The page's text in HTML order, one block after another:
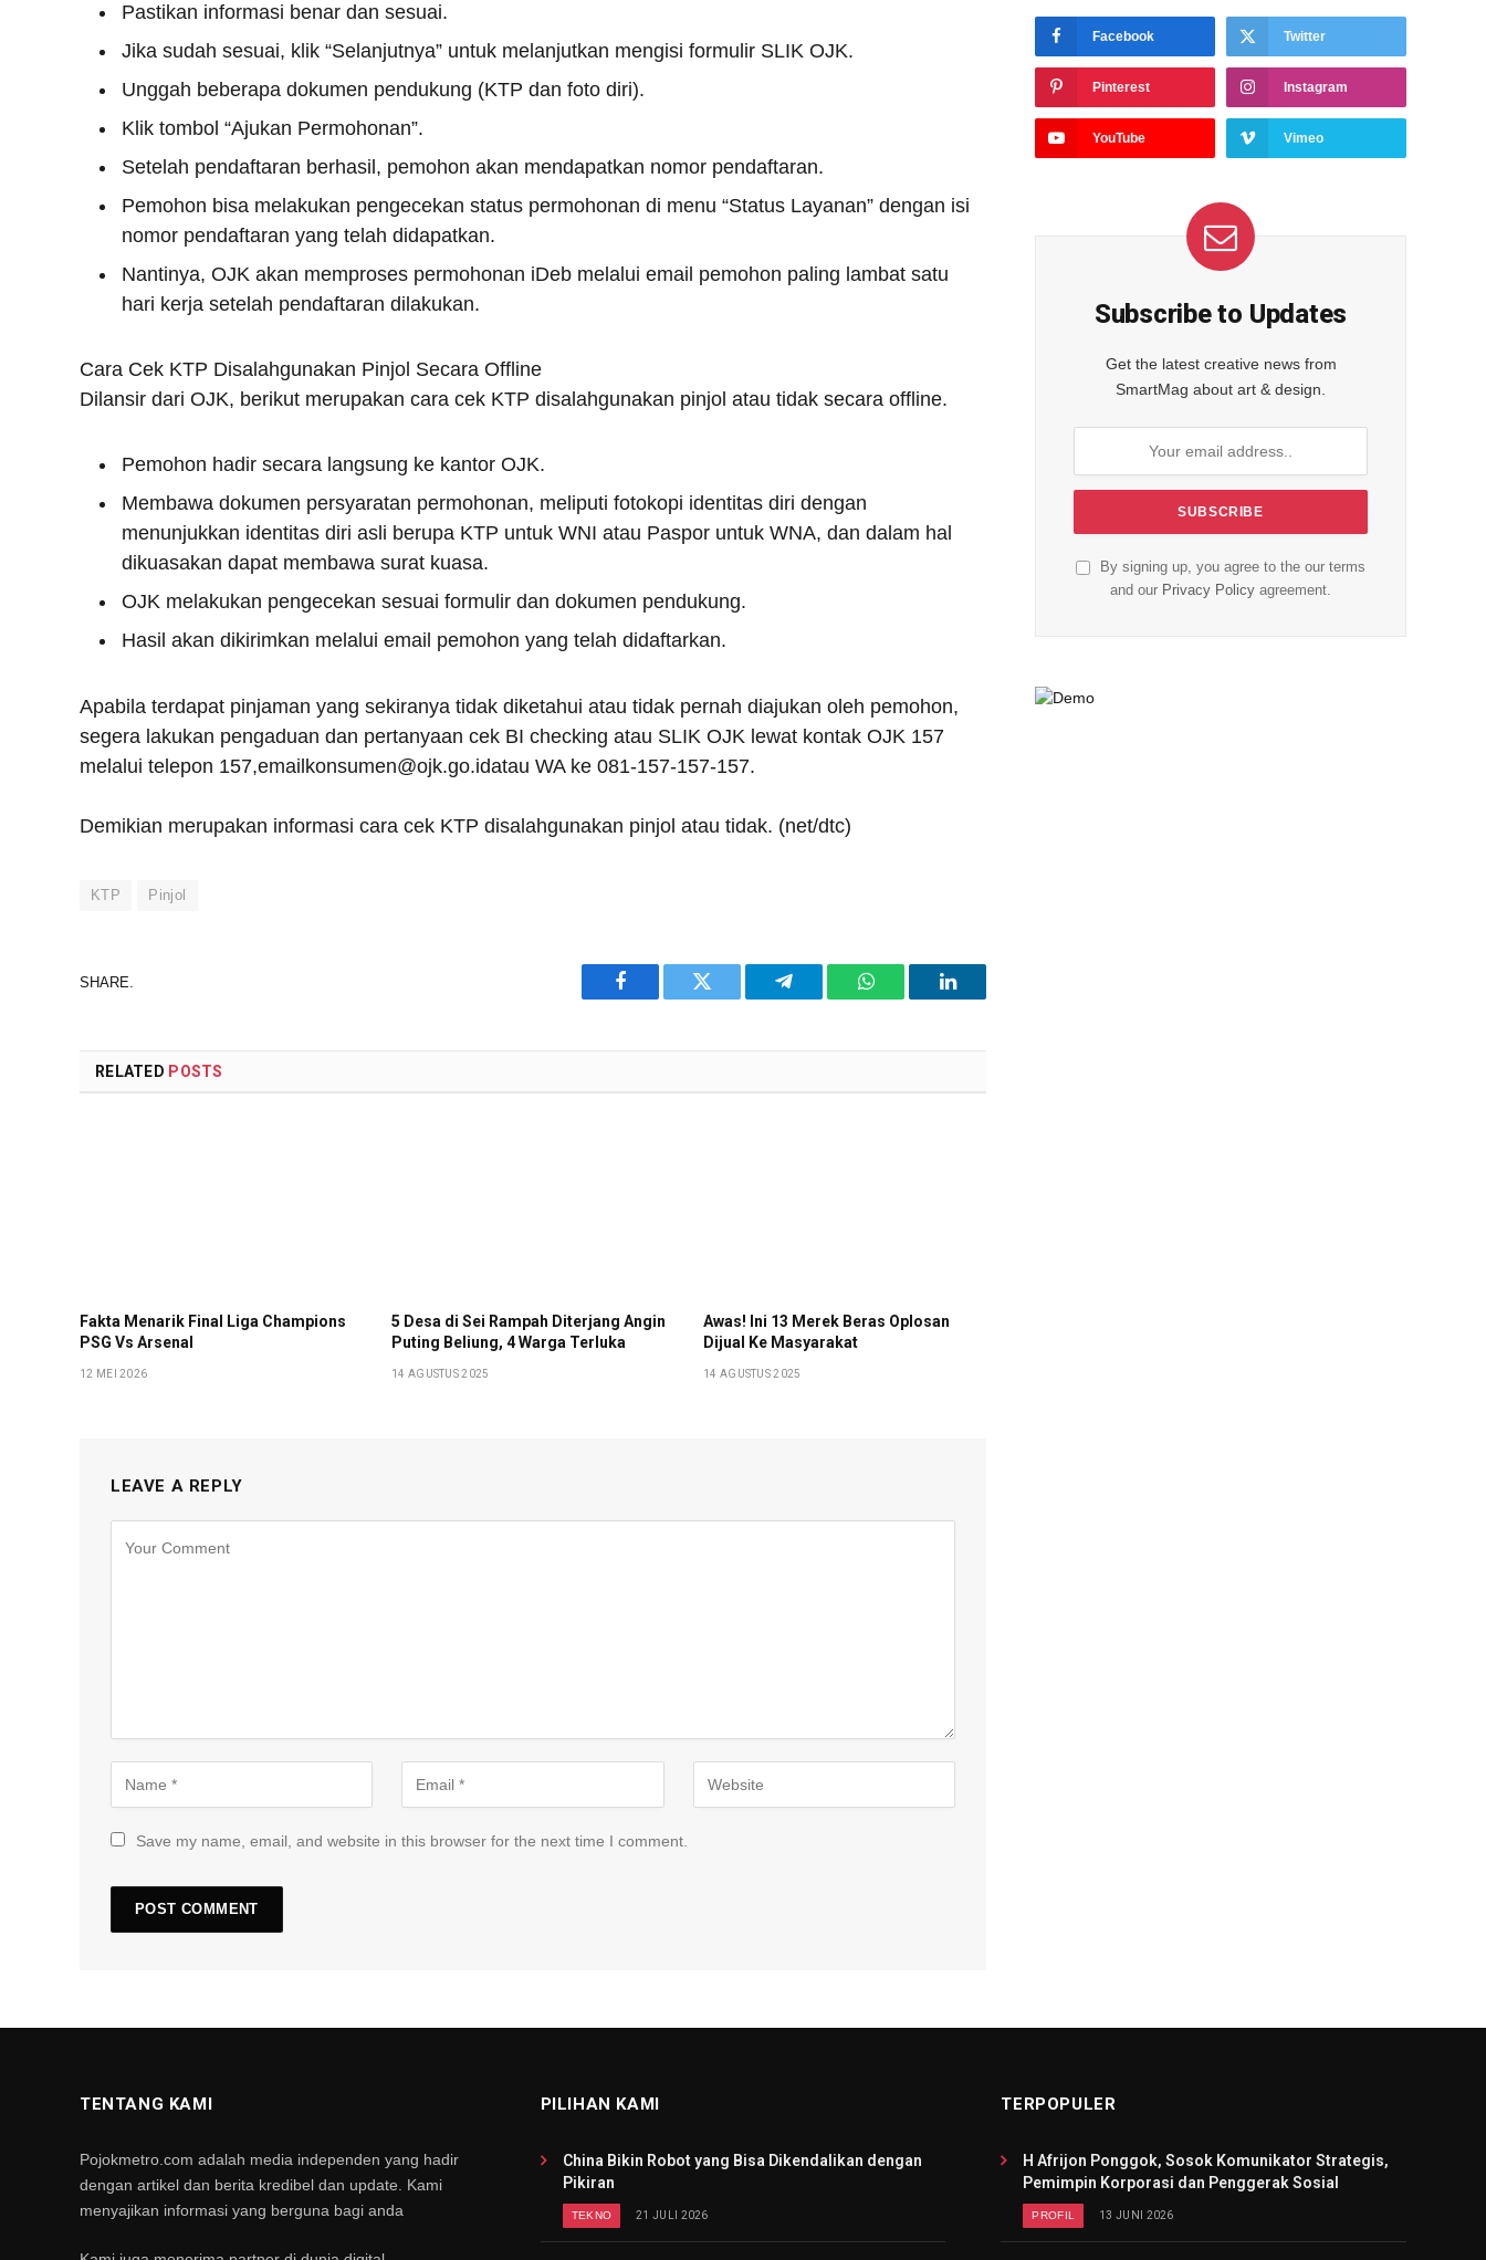
Pastikan informasi benar dan sesuai.
Jika sudah sesuai, klik “Selanjutnya” untuk melanjutkan mengisi formulir SLIK OJK.
Unggah beberapa dokumen pendukung (KTP dan foto diri).
Klik tombol “Ajukan Permohonan”.
Setelah pendaftaran berhasil, pemohon akan mendapatkan nomor pendaftaran.
Pemohon bisa melakukan pengecekan status permohonan di menu “Status Layanan” dengan isi
nomor pendaftaran yang telah didapatkan.
Nantinya, OJK akan memproses permohonan iDeb melalui email pemohon paling lambat satu
hari kerja setelah pendaftaran dilakukan.
Cara Cek KTP Disalahgunakan Pinjol Secara Offline
Dilansir dari OJK, berikut merupakan cara cek KTP disalahgunakan pinjol atau tidak secara offline.
Pemohon hadir secara langsung ke kantor OJK.
Membawa dokumen persyaratan permohonan, meliputi fotokopi identitas diri dengan
menunjukkan identitas diri asli berupa KTP untuk WNI atau Paspor untuk WNA, dan dalam hal
dikuasakan dapat membawa surat kuasa.
OJK melakukan pengecekan sesuai formulir dan dokumen pendukung.
Hasil akan dikirimkan melalui email pemohon yang telah didaftarkan.
Apabila terdapat pinjaman yang sekiranya tidak diketahui atau tidak pernah diajukan oleh pemohon,
segera lakukan pengaduan dan pertanyaan cek BI checking atau SLIK OJK lewat kontak OJK 157
melalui telepon 157,emailkonsumen@ojk.go.idatau WA ke 081-157-157-157.
Demikian merupakan informasi cara cek KTP disalahgunakan pinjol atau tidak. (net/dtc)
KTP Pinjol
SHARE.
Facebook Twitter Telegram WhatsAppLinkedIn
RELATED POSTS
Fakta Menarik Final Liga Champions
PSG Vs Arsenal
12 MEI 2026
5 Desa di Sei Rampah Diterjang Angin
Puting Beliung, 4 Warga Terluka
14 AGUSTUS 2025
Awas! Ini 13 Merek Beras Oplosan
Dijual Ke Masyarakat
14 AGUSTUS 2025
LEAVE A REPLY
Save my name, email, and website in this browser for the next time I comment.
Facebook Twitter
Pinterest Instagram
YouTube Vimeo
Subscribe to Updates
Get the latest creative news from
SmartMag about art & design.
By signing up, you agree to the our terms
and our Privacy Policy agreement.
TENTANG KAMI
Pojokmetro.com adalah media independen yang hadir
dengan artikel dan berita kredibel dan update. Kami
menyajikan informasi yang berguna bagi anda
PILIHAN KAMI
China Bikin Robot yang Bisa Dikendalikan dengan
Pikiran
TEKNO 21 JULI 2026
TERPOPULER
H Afrijon Ponggok, Sosok Komunikator Strategis,
Pemimpin Korporasi dan Penggerak Sosial
PROFIL 13 JUNI 2026